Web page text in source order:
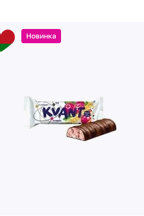
Новинка